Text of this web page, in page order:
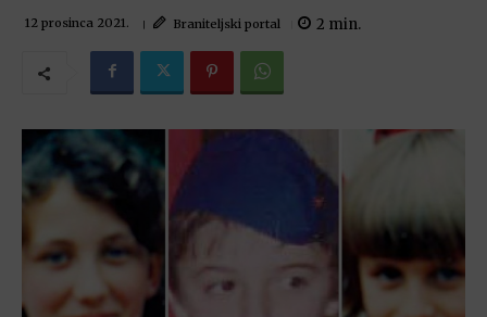
12 prosinca 2021. Braniteljski portal 2 min.